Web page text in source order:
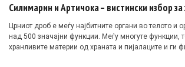
Силимарин и Артичока – вистински избор
Црниот дроб е меѓу најбитните органи во телото и
над 500 значајни функции. Меѓу многуте функции,
хранливите материи од храната и пијалаците и ги